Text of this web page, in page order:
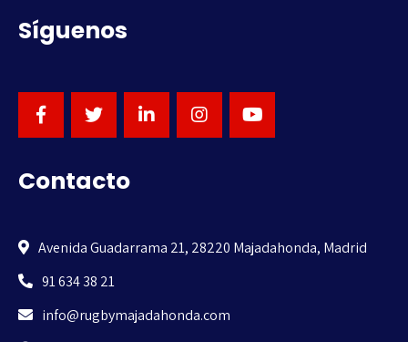
Síguenos
Contacto
Avenida Guadarrama 21, 28220 Majadahonda, Madrid
91 634 38 21
info@rugbymajadahonda.com